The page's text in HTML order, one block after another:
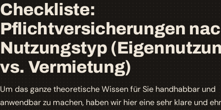
Checkliste:
Pflichtversicherungen
Nutzungstyp
vs. Vermietung)
Um das ganze theoretische Wissen für Sie handhabbar und
anwendbar zu machen, haben wir hier eine sehr klare und